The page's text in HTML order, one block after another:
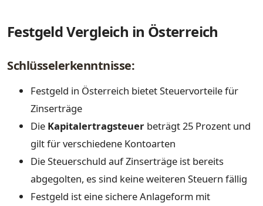
Festgeld Vergleich in Österreich
Schlüsselerkenntnisse:
Festgeld in Österreich bietet Steuervorteile für
Zinserträge
Die Kapitalertragsteuer beträgt 25 Prozent und
gilt für verschiedene Kontoarten
Die Steuerschuld auf Zinserträge ist bereits
abgegolten, es sind keine weiteren Steuern fällig
Festgeld ist eine sichere Anlageform mit